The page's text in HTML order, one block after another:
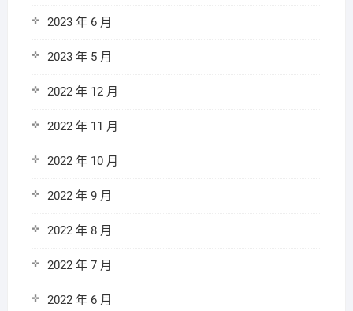
2023 年 6 月
2023 年 5 月
2022 年 12 月
2022 年 11 月
2022 年 10 月
2022 年 9 月
2022 年 8 月
2022 年 7 月
2022 年 6 月